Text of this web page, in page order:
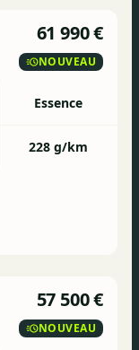
61 990 €
NOUVEAU
Essence
228 g/km
57 500 €
NOUVEAU